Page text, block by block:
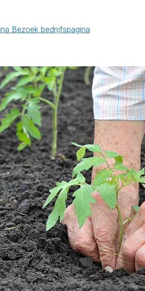
Bezoek bedrijfspagina